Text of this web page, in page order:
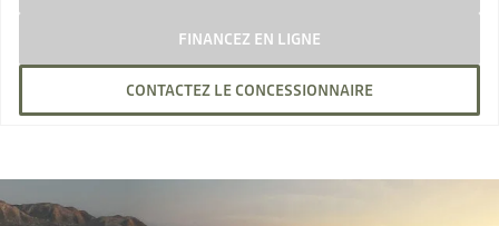
FINANCEZ EN LIGNE
CONTACTEZ LE CONCESSIONNAIRE